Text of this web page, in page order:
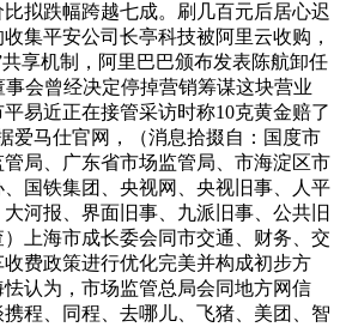
拟跌幅跨越七成。刷几百元后居心迟
集平安公司长亭科技被阿里云收购，
享机制，阿里巴巴颁布发表陈航卸任
会曾经决定停掉营销筹谋这块营业
易近正在接管采访时称10克黄金赔了
爱马仕官网，（消息拾掇自：国度市
局、广东省市场监管局、市海淀区市
国铁集团、央视网、央视旧事、人平
河报、界面旧事、九派旧事、公共旧
上海市成长委会同市交通、财务、交
费政策进行优化完美并构成初步方
认为，市场监管总局会同地方网信
程、同程、去哪儿、飞猪、美团、智